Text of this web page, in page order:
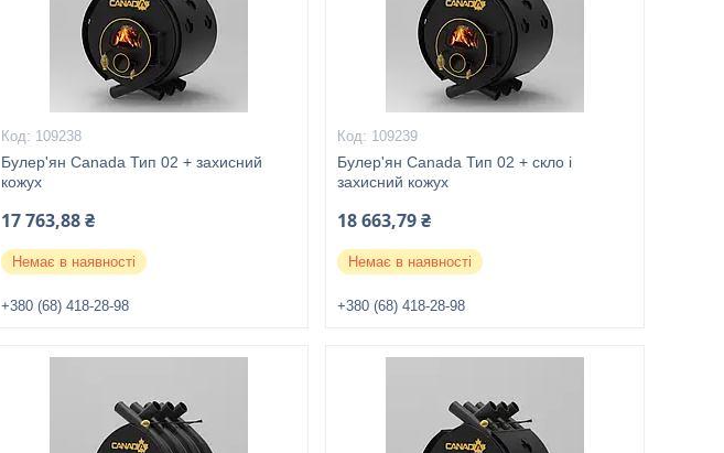
109238
Булер'ян Canada Тип 02 + захисний
кожух
17 763,88 ₴
Немає в наявності
+380 (68) 418-28-98
109239
Булер'ян Canada Тип 02 + скло і
захисний кожух
18 663,79 ₴
Немає в наявності
+380 (68) 418-28-98